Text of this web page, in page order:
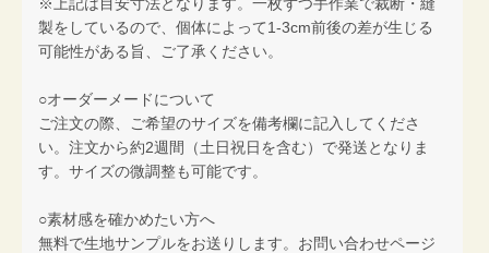
製をしているので、個体によって1-3cm前後の差が生じる
可能性がある旨、ご了承ください。
○オーダーメードについて
ご注文の際、ご希望のサイズを備考欄に記入してくださ
い。注文から約2週間（土日祝日を含む）で発送となりま
す。サイズの微調整も可能です。
○素材感を確かめたい方へ
無料で生地サンプルをお送りします。お問い合わせページ